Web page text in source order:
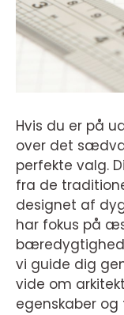
Hvis du er på
over det
perfekte valg.
fra de
designet af
har fokus på
vi guide dig
vide om
egenskaber og